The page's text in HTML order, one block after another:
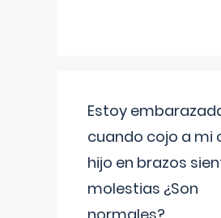
Estoy
cuando cojo a mi
hijo en brazos
molestias ¿Son